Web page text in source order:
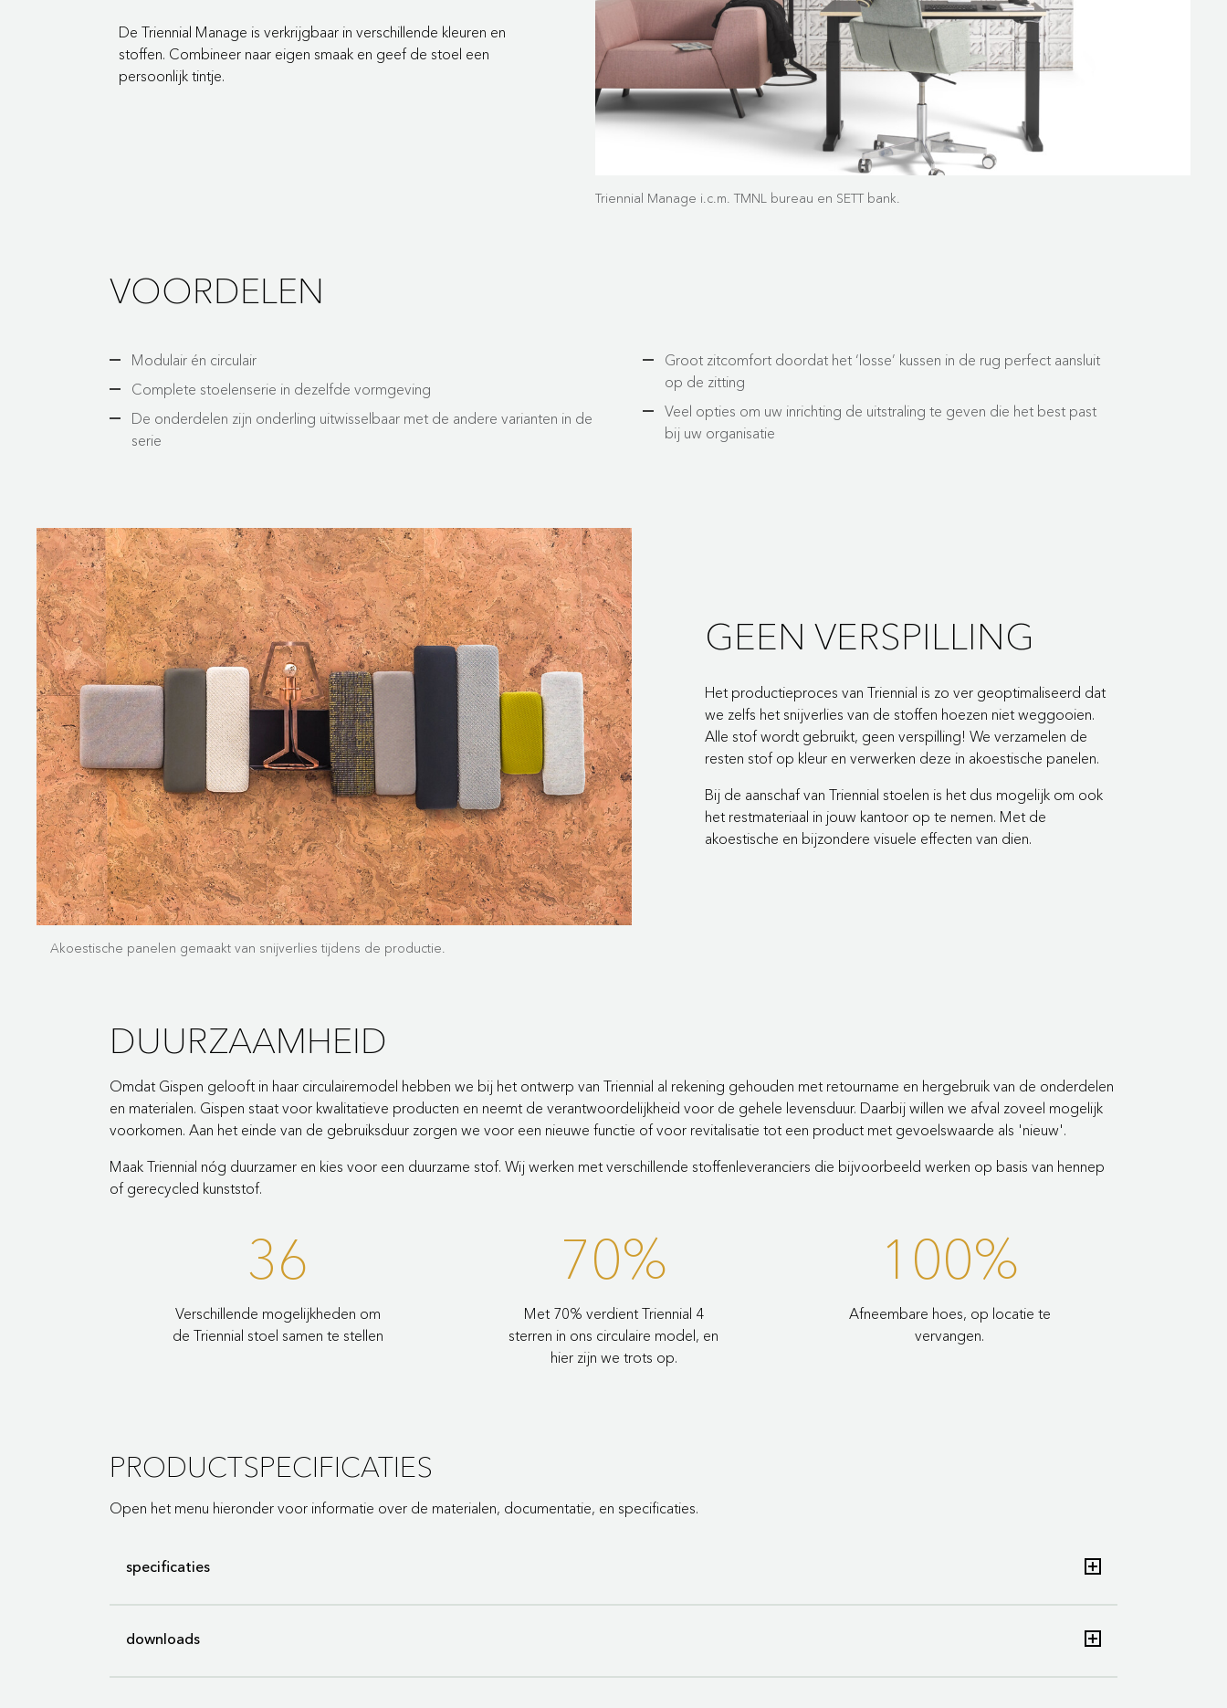
De Triennial Manage is verkrijgbaar in verschillende kleuren en
stoffen. Combineer naar eigen smaak en geef de stoel een
persoonlijk tintje.
Triennial Manage i.c.m. TMNL bureau en SETT bank.
VOORDELEN
Modulair én circulair
Complete stoelenserie in dezelfde vormgeving
De onderdelen zijn onderling uitwisselbaar met de andere varianten in de
serie
Groot zitcomfort doordat het ‘losse’ kussen in de rug perfect aansluit
op de zitting
Veel opties om uw inrichting de uitstraling te geven die het best past
bij uw organisatie
Akoestische panelen gemaakt van snijverlies tijdens de productie.
GEEN VERSPILLING
Het productieproces van Triennial is zo ver geoptimaliseerd dat
we zelfs het snijverlies van de stoffen hoezen niet weggooien.
Alle stof wordt gebruikt, geen verspilling! We verzamelen de
resten stof op kleur en verwerken deze in akoestische panelen.
Bij de aanschaf van Triennial stoelen is het dus mogelijk om ook
het restmateriaal in jouw kantoor op te nemen. Met de
akoestische en bijzondere visuele effecten van dien.
DUURZAAMHEID
Omdat Gispen gelooft in haar circulairemodel hebben we bij het ontwerp van Triennial al rekening gehouden met retourname en hergebruik van de onderdelen
en materialen. Gispen staat voor kwalitatieve producten en neemt de verantwoordelijkheid voor de gehele levensduur. Daarbij willen we afval zoveel mogelijk
voorkomen. Aan het einde van de gebruiksduur zorgen we voor een nieuwe functie of voor revitalisatie tot een product met gevoelswaarde als 'nieuw'.
Maak Triennial nóg duurzamer en kies voor een duurzame stof. Wij werken met verschillende stoffenleveranciers die bijvoorbeeld werken op basis van hennep
of gerecycled kunststof.
36
Verschillende mogelijkheden om
de Triennial stoel samen te stellen
70%
Met 70% verdient Triennial 4
sterren in ons circulaire model, en
hier zijn we trots op.
100%
Afneembare hoes, op locatie te
vervangen.
PRODUCTSPECIFICATIES
Open het menu hieronder voor informatie over de materialen, documentatie, en specificaties.
specificaties
Merk
downloads